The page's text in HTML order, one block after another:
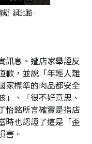
訊息、遭店家舉證反
歉，並說「年輕人難
家標準的肉品都安全
」、「很不好意思、
怡銘所言確實是指店
時也認證了這是「歪
害。